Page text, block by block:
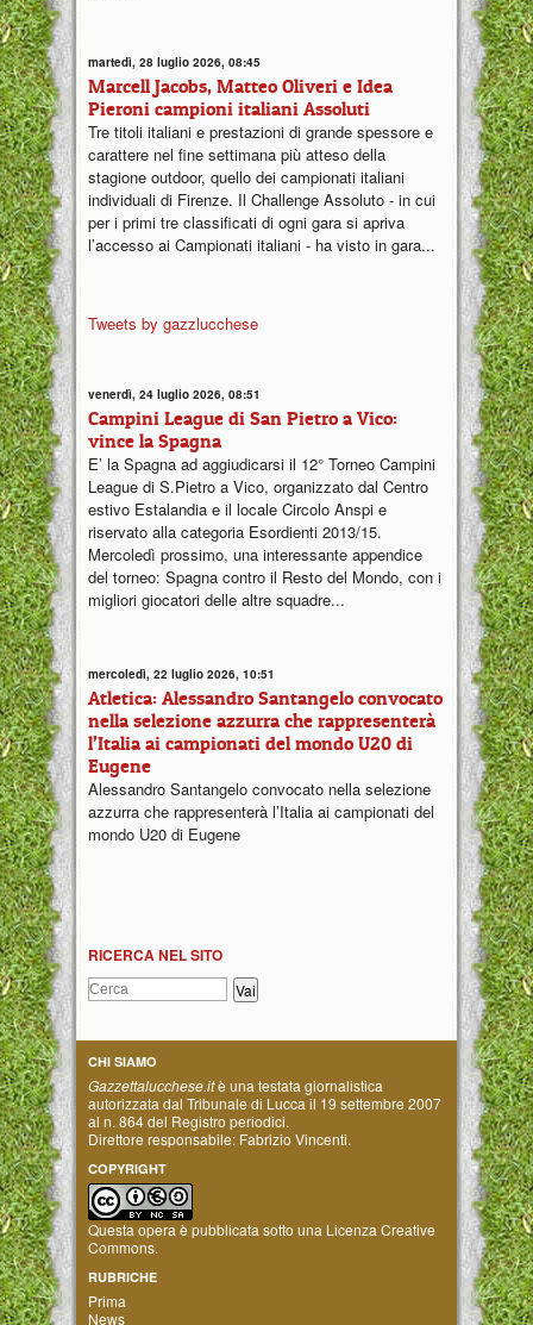
martedì, 28 luglio 2026, 08:45
Marcell Jacobs, Matteo Oliveri e Idea
Pieroni campioni italiani Assoluti
Tre titoli italiani e prestazioni di grande spessore e
carattere nel fine settimana più atteso della
stagione outdoor, quello dei campionati italiani
individuali di Firenze. Il Challenge Assoluto - in cui
per i primi tre classificati di ogni gara si apriva
l’accesso ai Campionati italiani - ha visto in gara...
Tweets by gazzlucchese
venerdì, 24 luglio 2026, 08:51
Campini League di San Pietro a Vico:
vince la Spagna
E’ la Spagna ad aggiudicarsi il 12° Torneo Campini
League di S.Pietro a Vico, organizzato dal Centro
estivo Estalandia e il locale Circolo Anspi e
riservato alla categoria Esordienti 2013/15.
Mercoledì prossimo, una interessante appendice
del torneo: Spagna contro il Resto del Mondo, con i
migliori giocatori delle altre squadre...
mercoledì, 22 luglio 2026, 10:51
Atletica: Alessandro Santangelo convocato
nella selezione azzurra che rappresenterà
l’Italia ai campionati del mondo U20 di
Eugene
Alessandro Santangelo convocato nella selezione
azzurra che rappresenterà l’Italia ai campionati del
mondo U20 di Eugene
RICERCA NEL SITO
CHI SIAMO
Gazzettalucchese.itè una testata giornalistica
autorizzata dal Tribunale di Lucca il 19 settembre 2007
al n. 864 del Registro periodici.
Direttore responsabile: Fabrizio Vincenti.
COPYRIGHT
Questa opera è pubblicata sotto una Licenza Creative
Commons.
RUBRICHE
Prima
News